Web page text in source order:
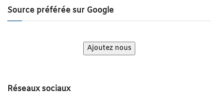
Source préférée sur Google
Ajoutez nous
Réseaux sociaux